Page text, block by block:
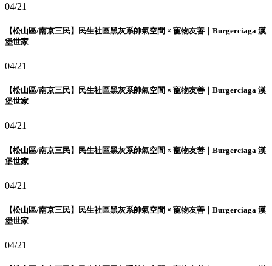
04/21
【松山區/南京三民】民生社區黑灰系帥氣空間 × 寵物友善｜Burgerciaga 漢
堡世家
04/21
【松山區/南京三民】民生社區黑灰系帥氣空間 × 寵物友善｜Burgerciaga 漢
堡世家
04/21
【松山區/南京三民】民生社區黑灰系帥氣空間 × 寵物友善｜Burgerciaga 漢
堡世家
04/21
【松山區/南京三民】民生社區黑灰系帥氣空間 × 寵物友善｜Burgerciaga 漢
堡世家
04/21